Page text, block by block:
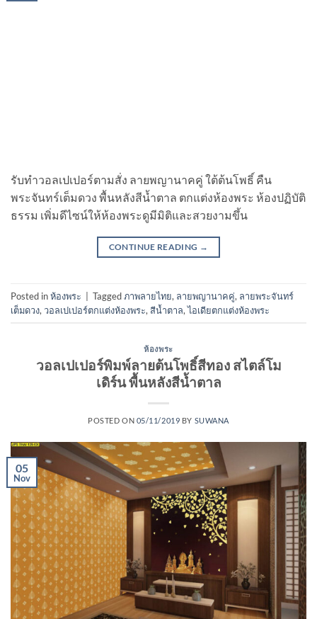
รับทําวอลเปเปอร์ตามสั่ง ลายพญานาคคู่ ใต้ต้นโพธิ์ คืน
พระจันทร์เต็มดวง พื้นหลังสีน้ำตาล ตกแต่งห้องพระ ห้องปฏิบัติ
ธรรม เพิ่มดีไซน์ให้ห้องพระดูมีมิติและสวยงามขึ้น
CONTINUE READING →
Posted inห้องพระ Taggedภาพลายไทย, ลายพญานาคคู่, ลายพระจันทร์
เต็มดวง, วอลเปเปอร์ตกแต่งห้องพระ, สีน้ำตาล,ไอเดียตกแต่งห้องพระ
ห้องพระ
วอลเปเปอร์พิมพ์ลายต้นโพธิ์สีทอง สไตล์โม
เดิร์น พื้นหลังสีน้ำตาล
POSTED ON 05/11/2019 BY SUWANA
05
Nov